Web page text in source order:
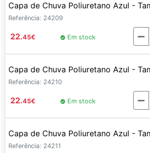
Capa de Chuva Poliuretano Azul -
Referência: 24209
22.45€ Em stock
Capa de Chuva Poliuretano Azul -
Referência: 24210
22.45€ Em stock
Capa de Chuva Poliuretano Azul -
Referência: 24211